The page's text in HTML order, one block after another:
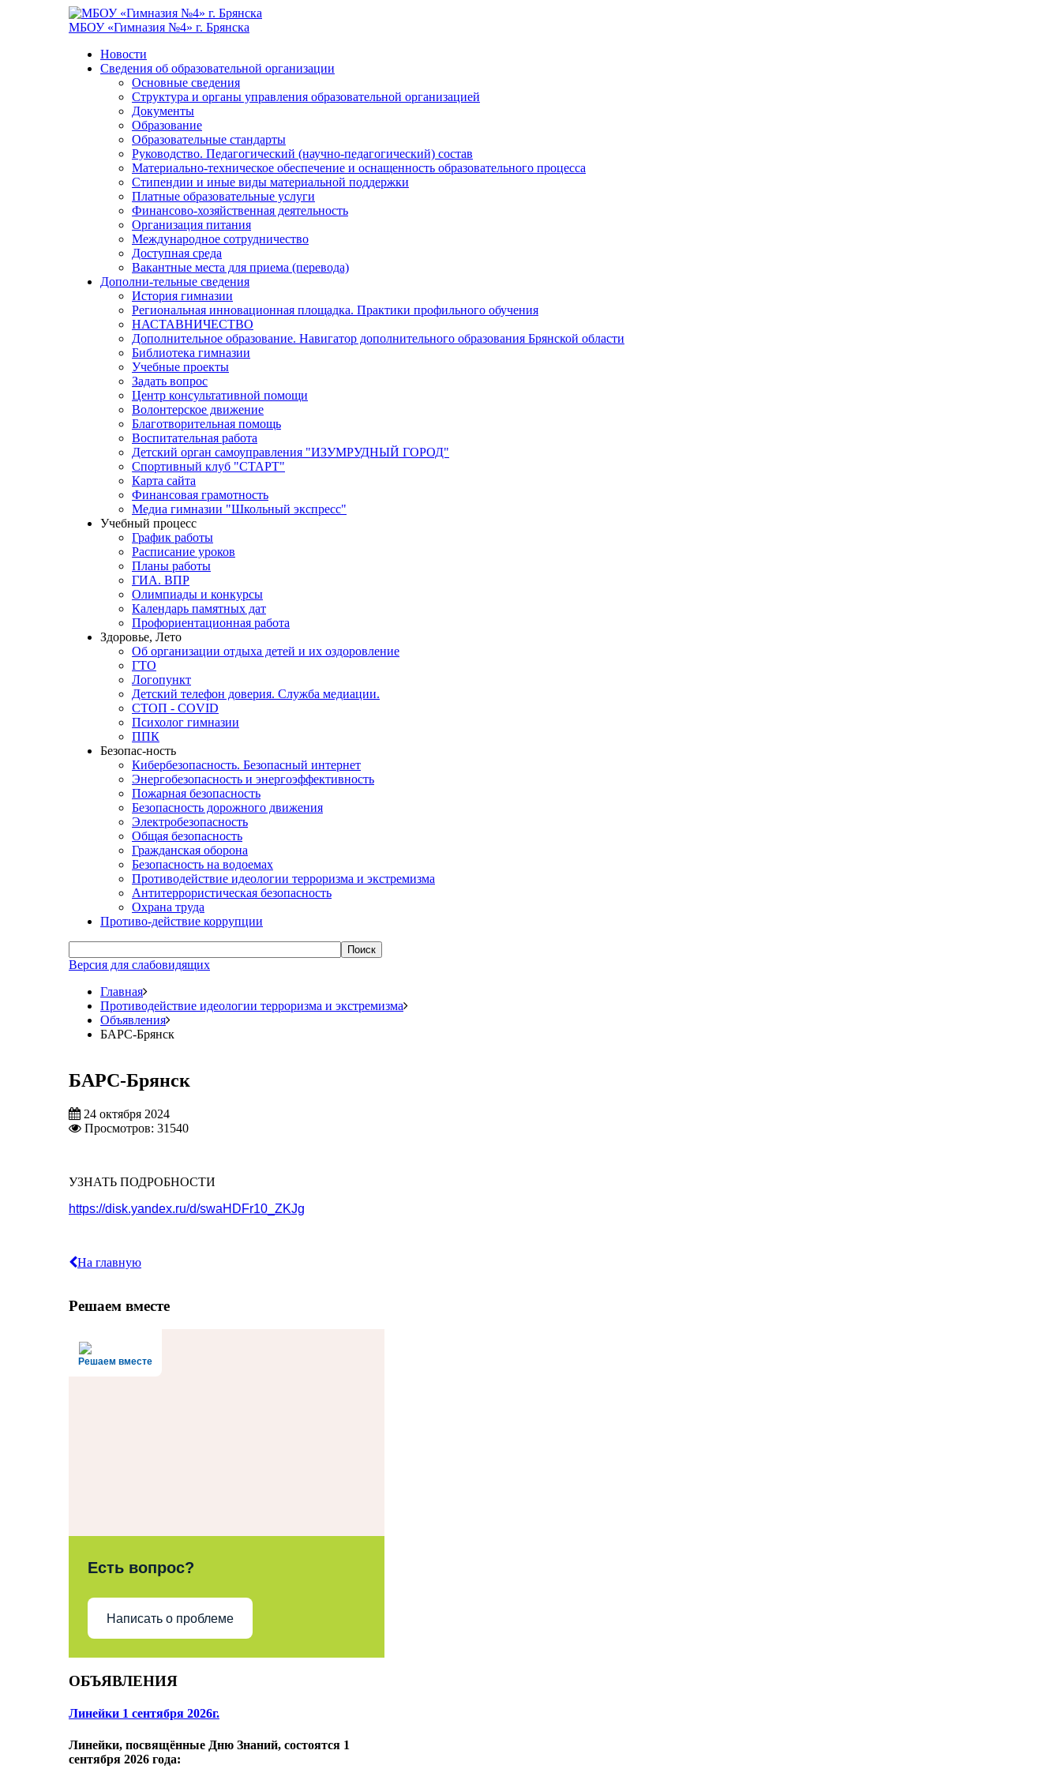
МБОУ «Гимназия №4» г. Брянска
Новости
Сведения об образовательной организации
Основные сведения
Структура и органы управления образовательной организацией
Документы
Образование
Образовательные стандарты
Руководство. Педагогический (научно-педагогический) состав
Материально-техническое обеспечение и оснащенность образовательного процесса
Стипендии и иные виды материальной поддержки
Платные образовательные услуги
Финансово-хозяйственная деятельность
Организация питания
Международное сотрудничество
Доступная среда
Вакантные места для приема (перевода)
Дополни-тельные сведения
История гимназии
Региональная инновационная площадка. Практики профильного обучения
НАСТАВНИЧЕСТВО
Дополнительное образование. Навигатор дополнительного образования Брянской области
Библиотека гимназии
Учебные проекты
Задать вопрос
Центр консультативной помощи
Волонтерское движение
Благотворительная помощь
Воспитательная работа
Детский орган самоуправления "ИЗУМРУДНЫЙ ГОРОД"
Спортивный клуб "СТАРТ"
Карта сайта
Финансовая грамотность
Медиа гимназии "Школьный экспресс"
Учебный процесс
График работы
Расписание уроков
Планы работы
ГИА. ВПР
Олимпиады и конкурсы
Календарь памятных дат
Профориентационная работа
Здоровье, Лето
Об организации отдыха детей и их оздоровление
ГТО
Логопункт
Детский телефон доверия. Служба медиации.
СТОП - COVID
Психолог гимназии
ППК
Безопас-ность
Кибербезопасность. Безопасный интернет
Энергобезопасность и энергоэффективность
Пожарная безопасность
Безопасность дорожного движения
Электробезопасность
Общая безопасность
Гражданская оборона
Безопасность на водоемах
Противодействие идеологии терроризма и экстремизма
Антитеррористическая безопасность
Охрана труда
Противо-действие коррупции
Поиск
Версия для слабовидящих
Главная
Противодействие идеологии терроризма и экстремизма
Объявления
БАРС-Брянск
БАРС-Брянск
24 октября 2024
Просмотров: 31540
УЗНАТЬ ПОДРОБНОСТИ
https://disk.yandex.ru/d/swaHDFr10_ZKJg
На главную
Решаем вместе
Решаем вместе
Есть вопрос?
Написать о проблеме
ОБЪЯВЛЕНИЯ
Линейки 1 сентября 2026г.
Линейки, посвящённые Дню Знаний, состоятся 1
сентября 2026 года: